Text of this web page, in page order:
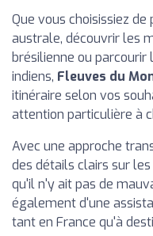
Que vous choisissiez
australe, découvrir les
brésilienne ou
indiens, Fleuves du
itinéraire selon vos
attention particulière à
Avec une approche
des détails clairs sur
qu'il n'y ait pas de
également d'une
tant en France qu'à